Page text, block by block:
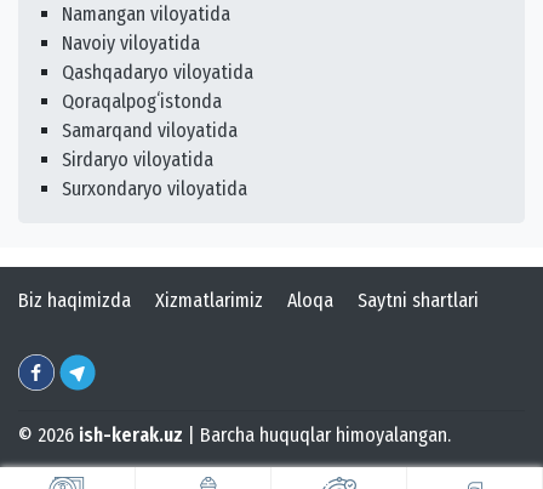
Namangan viloyatida
Navoiy viloyatida
Qashqadaryo viloyatida
Qoraqalpogʻistonda
Samarqand viloyatida
Sirdaryo viloyatida
Surxondaryo viloyatida
Biz haqimizda Xizmatlarimiz Aloqa Saytni shartlari
© 2026 ish-kerak.uz | Barcha huquqlar himoyalangan.